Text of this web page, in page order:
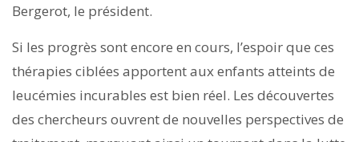
Bergerot, le président.
Si les progrès sont encore en cours, l’espoir que ces
thérapies ciblées apportent aux enfants atteints de
leucémies incurables est bien réel. Les découvertes
des chercheurs ouvrent de nouvelles perspectives de